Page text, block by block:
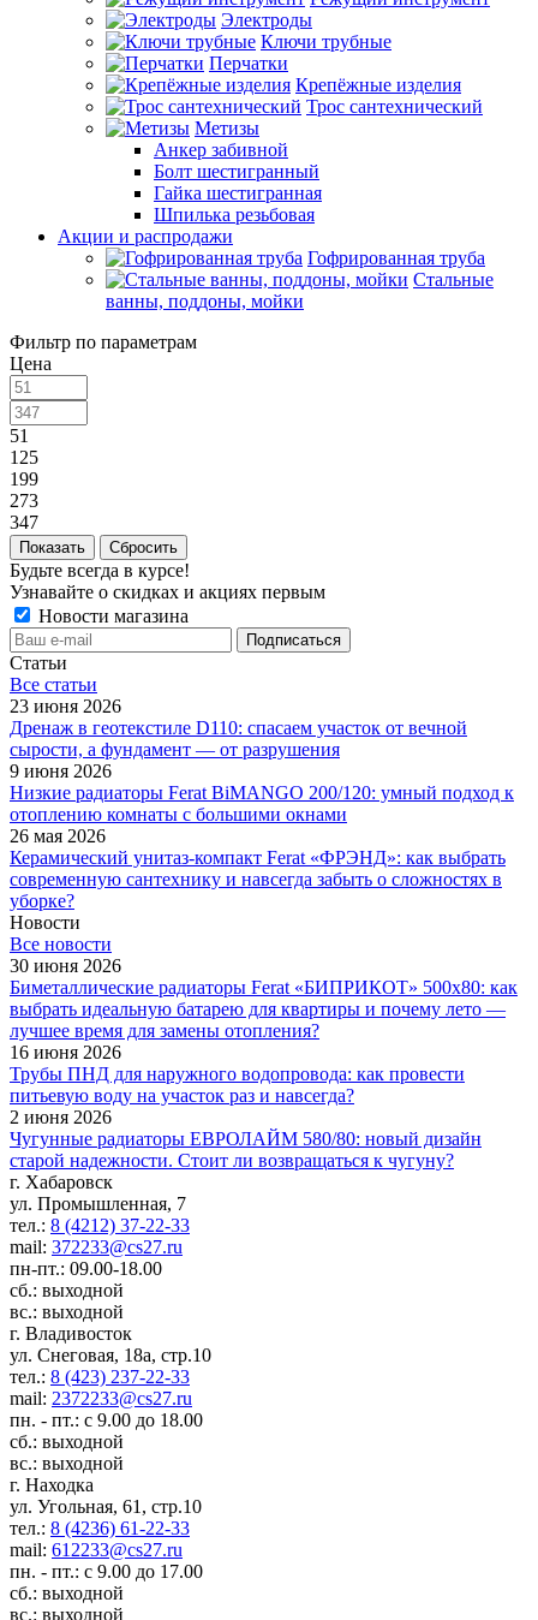
Электроды
Ключи трубные
Перчатки
Крепёжные изделия
Трос сантехнический
Метизы
Анкер забивной
Болт шестигранный
Гайка шестигранная
Шпилька резьбовая
Акции и распродажи
Гофрированная труба
Стальные
ванны, поддоны, мойки
Фильтр по параметрам
Цена
51
125
199
273
347
Сбросить
Будьте всегда в курсе!
Узнавайте о скидках и акциях первым
Новости магазина
Статьи
Все cтатьи
23 июня 2026
Дренаж в геотекстиле D110: спасаем участок от вечной
сырости, а фундамент — от разрушения
9 июня 2026
Низкие радиаторы Ferat BiMANGO 200/120: умный подход к
отоплению комнаты с большими окнами
26 мая 2026
Керамический унитаз-компакт Ferat «ФРЭНД»: как выбрать
современную сантехнику и навсегда забыть о сложностях в
уборке?
Новости
Все новости
30 июня 2026
Биметаллические радиаторы Ferat «БИПРИКОТ» 500x80: как
выбрать идеальную батарею для квартиры и почему лето —
лучшее время для замены отопления?
16 июня 2026
Трубы ПНД для наружного водопровода: как провести
питьевую воду на участок раз и навсегда?
2 июня 2026
Чугунные радиаторы ЕВРОЛАЙМ 580/80: новый дизайн
старой надежности. Стоит ли возвращаться к чугуну?
г. Хабаровск
ул. Промышленная, 7
тел.: 8 (4212) 37-22-33
mail: 372233@cs27.ru
пн-пт.: 09.00-18.00
сб.: выходной
вс.: выходной
г. Владивосток
ул. Снеговая, 18а, стр.10
тел.: 8 (423) 237-22-33
mail: 2372233@cs27.ru
пн. - пт.: с 9.00 до 18.00
сб.: выходной
вс.: выходной
г. Находка
ул. Угольная, 61, стр.10
тел.: 8 (4236) 61-22-33
mail: 612233@cs27.ru
пн. - пт.: с 9.00 до 17.00
сб.: выходной
вс.: выходной